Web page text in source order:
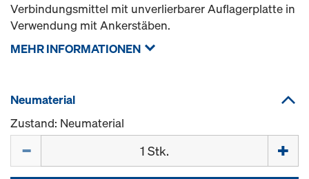
Verbindungsmittel mit unverlierbarer Auflagerplatte in
Verwendung mit Ankerstäben.
MEHR INFORMATIONEN
Neumaterial
Zustand: Neumaterial